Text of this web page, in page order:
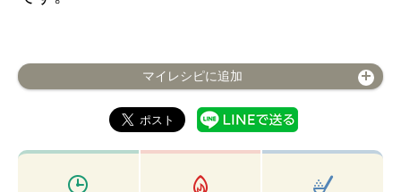
マイレシピに追加